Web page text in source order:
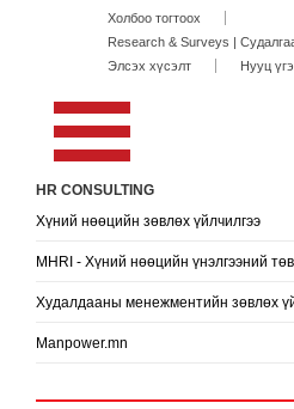
Холбоо тогтоох
Research & Surveys |
Элсэх хүсэлт
Нууц
HR CONSULTING
Хүний нөөцийн зөвлөх үйлчилгээ
MHRI - Хүний нөөцийн үнэлгээний төв
Худалдааны менежментийн зөвлөх
Manpower.mn